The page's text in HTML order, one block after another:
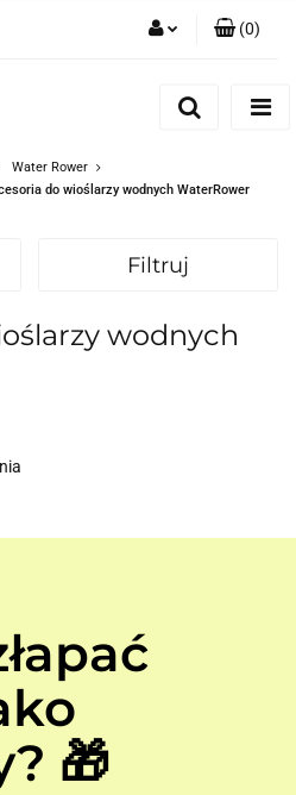
Dodaj zgłoszenie
Zgody cookies
(0)
Water Rower
do wioślarzy wodnych WaterRower
Filtruj
wodnych
🎁